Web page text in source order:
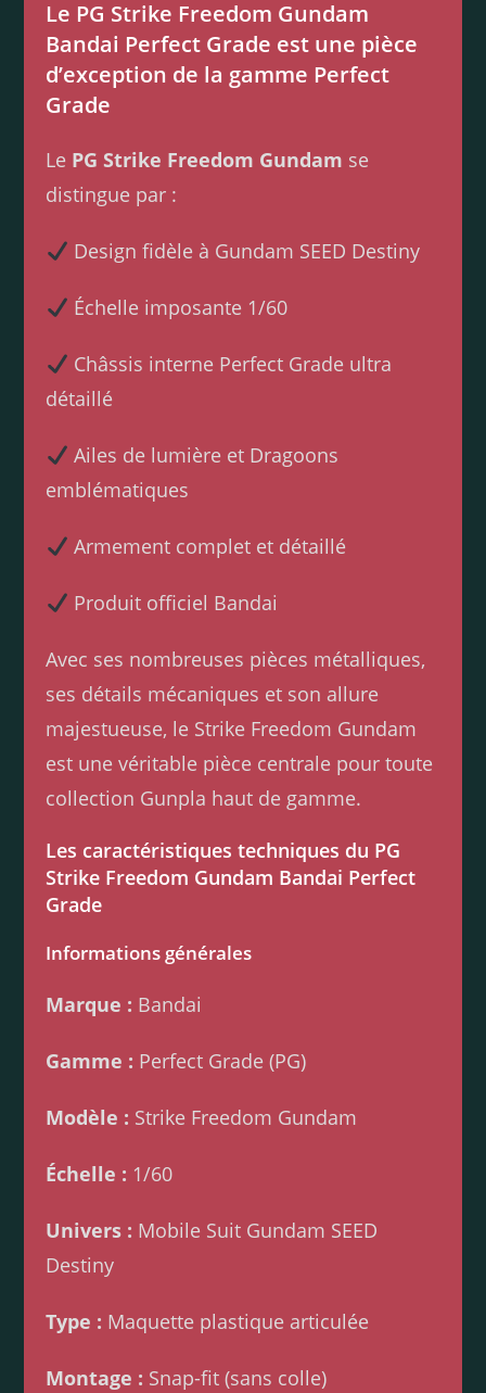
Le PG Strike Freedom Gundam
Bandai Perfect Grade est une pièce
d’exception de la gamme Perfect
Grade
Le PG Strike Freedom Gundam se
distingue par :
Design fidèle à Gundam SEED Destiny
Échelle imposante 1/60
Châssis interne Perfect Grade ultra
détaillé
Ailes de lumière et Dragoons
emblématiques
Armement complet et détaillé
Produit officiel Bandai
Avec ses nombreuses pièces métalliques,
ses détails mécaniques et son allure
majestueuse, le Strike Freedom Gundam
est une véritable pièce centrale pour toute
collection Gunpla haut de gamme.
Les caractéristiques techniques du PG
Strike Freedom Gundam Bandai Perfect
Grade
Informations générales
Marque : Bandai
Gamme : Perfect Grade (PG)
Modèle : Strike Freedom Gundam
Échelle : 1/60
Univers : Mobile Suit Gundam SEED
Destiny
Type : Maquette plastique articulée
Montage : Snap-fit (sans colle)